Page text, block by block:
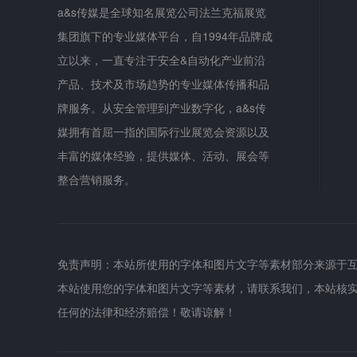
a&s传媒是全球知名展览公司法兰克福展览
集团旗下的专业媒体平台，自1994年品牌成
立以来，一直专注于安全&自动化产业前沿
产品、技术及市场趋势的专业媒体传播和品
牌服务。从安全管理到产业数字化，a&s传
媒拥有首屈一指的国际行业展览会资源以及
丰富的媒体经验，提供媒体、活动、展会等
整合营销服务。
免责声明：本站所使用的字体和图片文字等素材部分来源
本站使用您的字体和图片文字等素材，请联系我们，本站
任何的法律和经济赔偿！敬请谅解！